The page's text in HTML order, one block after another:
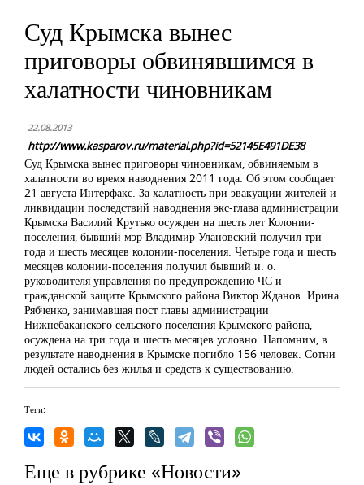
Суд Крымска вынес
приговоры обвинявшимся в
халатности чиновникам
22.08.2013
http://www.kasparov.ru/material.php?id=52145E491DE38
Суд Крымска вынес приговоры чиновникам, обвиняемым в
халатности во время наводнения 2011 года. Об этом сообщает
21 августа Интерфакс. За халатность при эвакуации жителей и
ликвидации последствий наводнения экс-глава администрации
Крымска Василий Крутько осужден на шесть лет Колонии-
поселения, бывший мэр Владимир Улановский получил три
года и шесть месяцев колонии-поселения. Четыре года и шесть
месяцев колонии-поселения получил бывший и. о.
руководителя управления по предупреждению ЧС и
гражданской защите Крымского района Виктор Жданов. Ирина
Рябченко, занимавшая пост главы администрации
Нижнебаканского сельского поселения Крымского района,
осуждена на три года и шесть месяцев условно. Напомним, в
результате наводнения в Крымске погибло 156 человек. Сотни
людей остались без жилья и средств к существованию.
Теги:
Еще в рубрике «Новости»